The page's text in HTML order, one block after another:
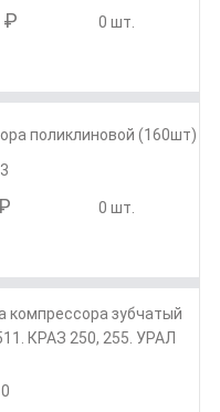
₽ 0 шт.
поликлиновой (160шт)
0 шт.
компрессора зубчатый
КРАЗ 250, 255. УРАЛ